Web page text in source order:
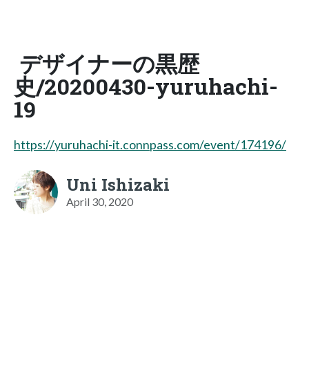
デザイナーの黒歴
史/20200430-yuruhachi-
19
https://yuruhachi-it.connpass.com/event/174196/
Uni Ishizaki
April 30, 2020